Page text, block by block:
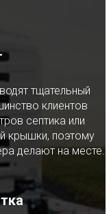
тщательный
клиентов
септика или
крышки, поэтому
делают на месте.